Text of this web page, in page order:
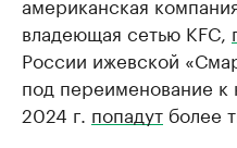
владеющая сетью KFC,
России ижевской
под переименование к
2024 г. попадут более